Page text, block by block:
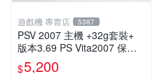
遊戲機 專賣店 5387
PSV 2007 主機 +32g套裝+
版本3.69 PS Vita2007 保修
一年 8成新
$5,200